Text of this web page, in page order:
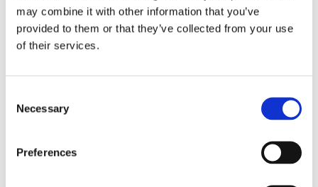
may combine it with other information that you’ve
provided to them or that they’ve collected from your use
of their services.
Selection
Necessary
Preferences
ARB Kompressor
Dubbel Kit 24V
Praktisk väska - 132L/min
ARB Kompressor
Singel 24V